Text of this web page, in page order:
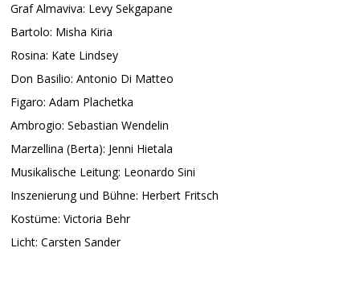
Graf Almaviva: Levy Sekgapane
Bartolo: Misha Kiria
Rosina: Kate Lindsey
Don Basilio: Antonio Di Matteo
Figaro: Adam Plachetka
Ambrogio: Sebastian Wendelin
Marzellina (Berta): Jenni Hietala
Musikalische Leitung: Leonardo Sini
Inszenierung und Bühne: Herbert Fritsch
Kostüme: Victoria Behr
Licht: Carsten Sander